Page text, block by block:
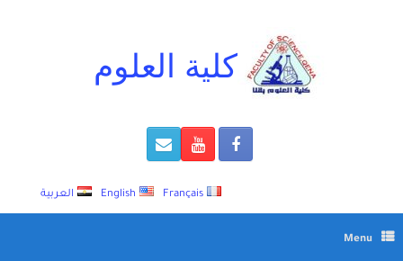
كلية العلوم
العربية English Français
Menu